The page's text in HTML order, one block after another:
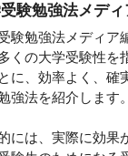
験勉強法メデ
験勉強法メディア
くの大学受験性を
に、効率よく、確
強法を紹介します。
には、実際に効果